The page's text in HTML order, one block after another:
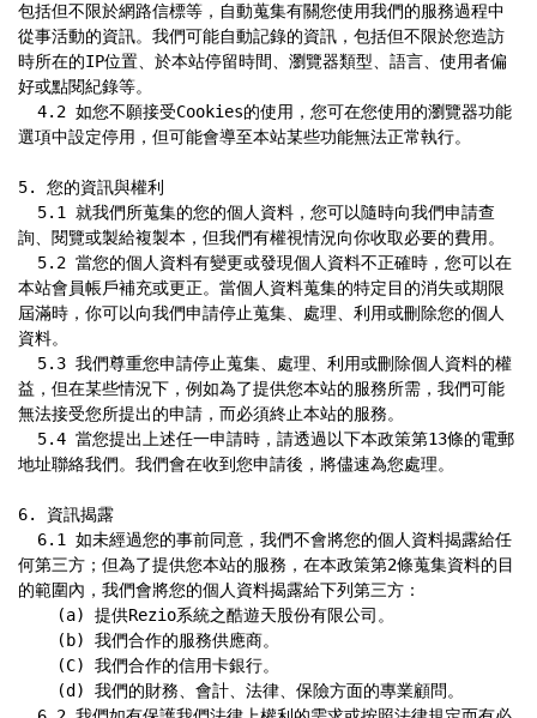
包括但不限於網路信標等，自動蒐集有關您使用我們的服務過程中
從事活動的資訊。我們可能自動記錄的資訊，包括但不限於您造訪
時所在的IP位置、於本站停留時間、瀏覽器類型、語言、使用者偏
好或點閱紀錄等。
選項中設定停用，但可能會導至本站某些功能無法正常執行。
5. 您的資訊與權利
詢、閱覽或製給複製本，但我們有權視情況向你收取必要的費用。
本站會員帳戶補充或更正。當個人資料蒐集的特定目的消失或期限
屆滿時，你可以向我們申請停止蒐集、處理、利用或刪除您的個人
資料。
益，但在某些情況下，例如為了提供您本站的服務所需，我們可能
無法接受您所提出的申請，而必須終止本站的服務。
地址聯絡我們。我們會在收到您申請後，將儘速為您處理。
6. 資訊揭露
何第三方；但為了提供您本站的服務，在本政策第2條蒐集資料的目
的範圍內，我們會將您的個人資料揭露給下列第三方：